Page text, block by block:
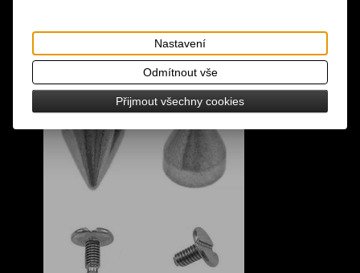
Nastavení
Odmítnout vše
Přijmout všechny cookies